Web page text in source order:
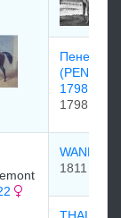
Пенелоп
1798
1798
1811